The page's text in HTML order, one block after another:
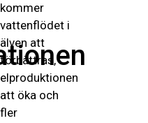
kommer
vattenflödet i
älven att
förbättras,
elproduktionen
att öka och
fler